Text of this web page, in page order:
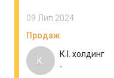
09 Лип 2024
Продаж
К.
К.І. холдинг
-